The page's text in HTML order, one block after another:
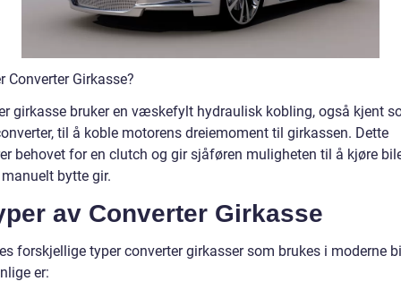
Converter Girkasse?
girkasse bruker en væskefylt hydraulisk kobling, også kjent
til å koble motorens dreiemoment til girkassen. Dette
behovet for en clutch og gir sjåføren muligheten til å kjøre
bytte gir.
av Converter Girkasse
forskjellige typer converter girkasser som brukes i moderne
er: